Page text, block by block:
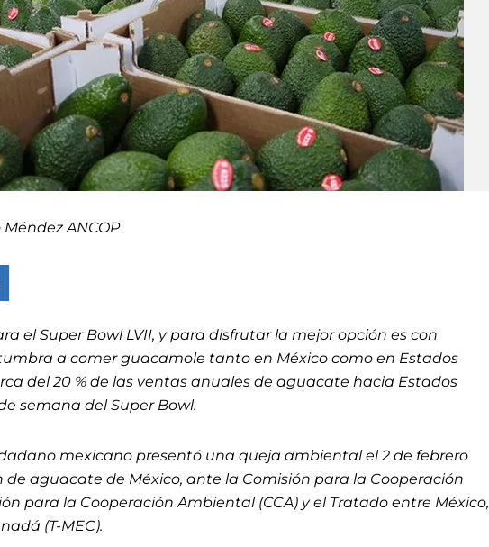
ANCOP
el Super Bowl LVII, y para disfrutar la mejor opción es con
a comer guacamole tanto en México como en Estados
del 20 % de las ventas anuales de aguacate hacia Estados
semana del Super Bowl.
mexicano presentó una queja ambiental el 2 de febrero
aguacate de México, ante la Comisión para la Cooperación
para la Cooperación Ambiental (CCA) y el Tratado entre México,
(T-MEC).